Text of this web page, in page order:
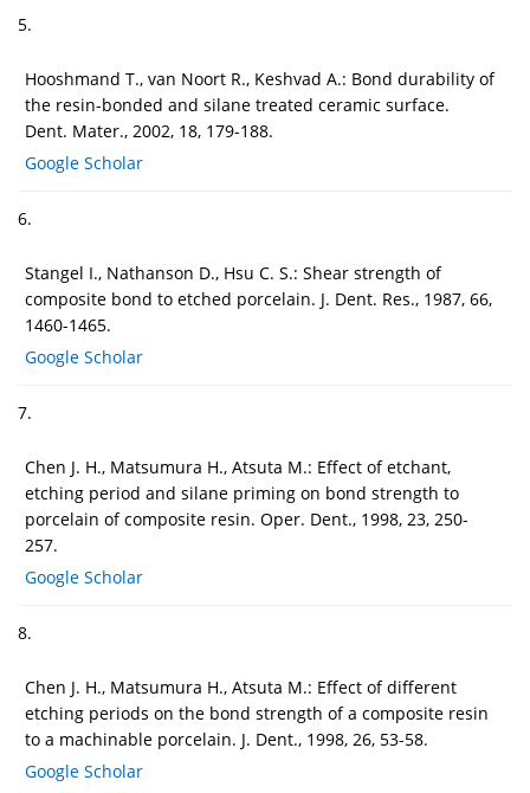
5.
Hooshmand T., van Noort R., Keshvad A.: Bond durability of
the resin-bonded and silane treated ceramic surface.
Dent. Mater., 2002, 18, 179-188.
Google Scholar
6.
Stangel I., Nathanson D., Hsu C. S.: Shear strength of
composite bond to etched porcelain. J. Dent. Res., 1987, 66,
1460-1465.
Google Scholar
7.
Chen J. H., Matsumura H., Atsuta M.: Effect of etchant,
etching period and silane priming on bond strength to
porcelain of composite resin. Oper. Dent., 1998, 23, 250-
257.
Google Scholar
8.
Chen J. H., Matsumura H., Atsuta M.: Effect of different
etching periods on the bond strength of a composite resin
to a machinable porcelain. J. Dent., 1998, 26, 53-58.
Google Scholar